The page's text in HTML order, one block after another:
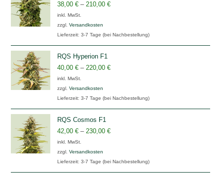
38,00€ –210,00€
inkl. MwSt.
zzgl.Versandkosten
Lieferzeit:3-7 Tage (bei Nachbestellung)
RQS Hyperion F1
40,00€ –220,00€
inkl. MwSt.
zzgl.Versandkosten
Lieferzeit:3-7 Tage (bei Nachbestellung)
RQS Cosmos F1
42,00€ –230,00€
inkl. MwSt.
zzgl.Versandkosten
Lieferzeit:3-7 Tage (bei Nachbestellung)